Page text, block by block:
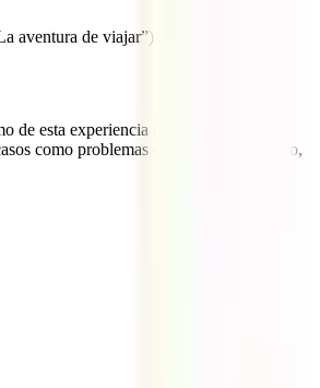
aventura de viajar”) o
de esta experiencia única, no olvides
como problemas con tu equipaje, robo,